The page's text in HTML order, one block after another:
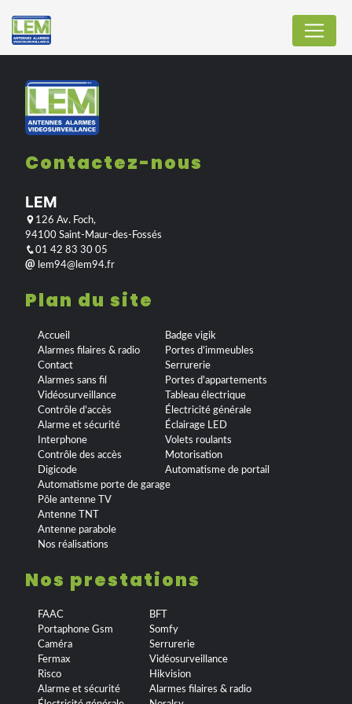
Contactez-nous
LEM
126 Av. Foch,
94100 Saint-Maur-des-Fossés
01 42 83 30 05
lem94@lem94.fr
Plan du site
Accueil
Alarmes filaires & radio
Contact
Alarmes sans fil
Vidéosurveillance
Contrôle d’accès
Alarme et sécurité
Interphone
Contrôle des accès
Digicode
Badge vigik
Portes d’immeubles
Serrurerie
Portes d'appartements
Tableau électrique
Électricité générale
Éclairage LED
Volets roulants
Motorisation
Automatisme de portail
Automatisme porte de garage
Pôle antenne TV
Antenne TNT
Antenne parabole
Nos réalisations
Nos prestations
FAAC
Portaphone Gsm
Caméra
Fermax
Risco
Alarme et sécurité
BFT
Somfy
Serrurerie
Vidéosurveillance
Hikvision
Alarmes filaires & radio